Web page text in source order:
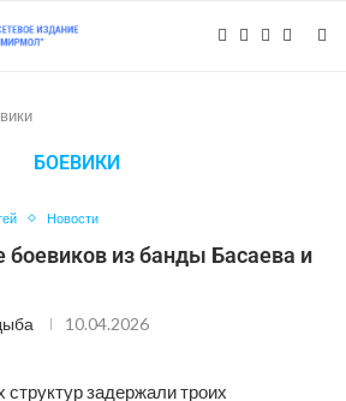
БОЕВИКИ
Новости
из банды Басаева и
10.04.2026
задержали троих